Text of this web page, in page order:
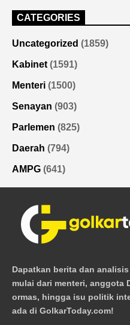
CATEGORIES
Uncategorized (1859)
Kabinet (1591)
Menteri (1500)
Senayan (903)
Parlemen (825)
Daerah (794)
AMPG (641)
Dapatkan berita dan
mulai dari menteri, anggota
ormas, hingga isu politik
ada di GolkarToday.com!